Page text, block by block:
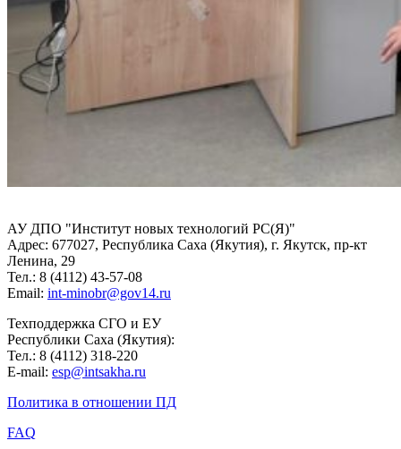
АУ ДПО "Институт новых технологий РС(Я)"
Адрес: 677027, Республика Саха (Якутия), г. Якутск, пр-кт
Ленина, 29
Тел.: 8 (4112) 43-57-08
Email: int-minobr@gov14.ru
Техподдержка СГО и ЕУ
Республики Саха (Якутия):
Тел.: 8 (4112) 318-220
E-mail: esp@intsakha.ru
Политика в отношении ПД
FAQ